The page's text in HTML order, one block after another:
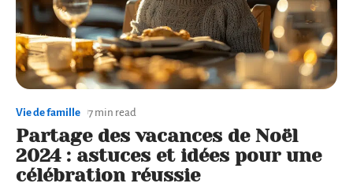
Vie de famille 7 min read
Partage des vacances de Noël
2024 : astuces et idées pour une
célébration réussie